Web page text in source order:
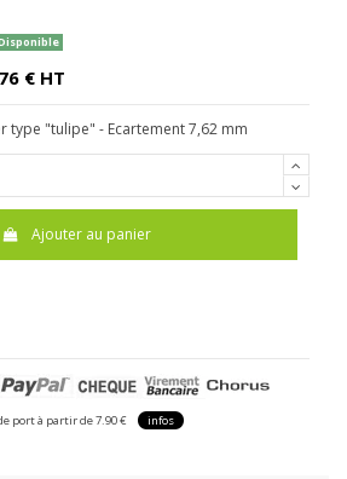
€ HT
type "tulipe" - Ecartement 7,62 mm
Ajouter au panier
port à partir de 7.90 € infos